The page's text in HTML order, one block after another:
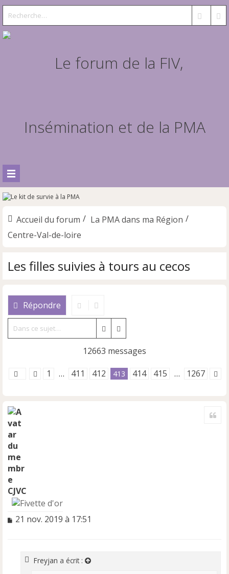
Accueil du forum
La PMA dans ma Région
Centre-Val-de-loire
Les filles suivies à tours au cecos
Répondre
Rechercher
12663 messages
1 … 411 412 413 414 415 … 1267
CJVC
M
21 nov. 2019 à 17:51
Freyjan a écrit :